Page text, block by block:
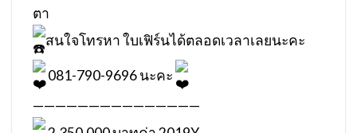
ตา
สนใจโทรหา ใบเฟิร์นได้ตลอดเวลาเลยนะคะ
081-790-9696 นะคะ
———————————————